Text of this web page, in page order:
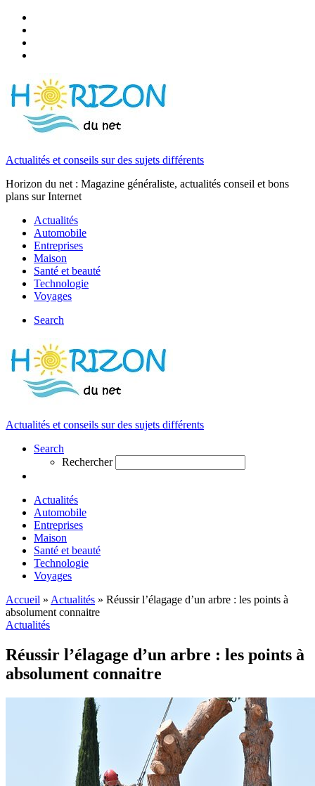
Actualités et conseils sur des sujets différents
Horizon du net : Magazine généraliste, actualités conseil et bons
plans sur Internet
Actualités
Automobile
Entreprises
Maison
Santé et beauté
Technologie
Voyages
Search
Actualités et conseils sur des sujets différents
Search
Rechercher
Actualités
Automobile
Entreprises
Maison
Santé et beauté
Technologie
Voyages
Accueil » Actualités » Réussir l’élagage d’un arbre : les points à
absolument connaitre
Actualités
Réussir l’élagage d’un arbre : les points à
absolument connaitre